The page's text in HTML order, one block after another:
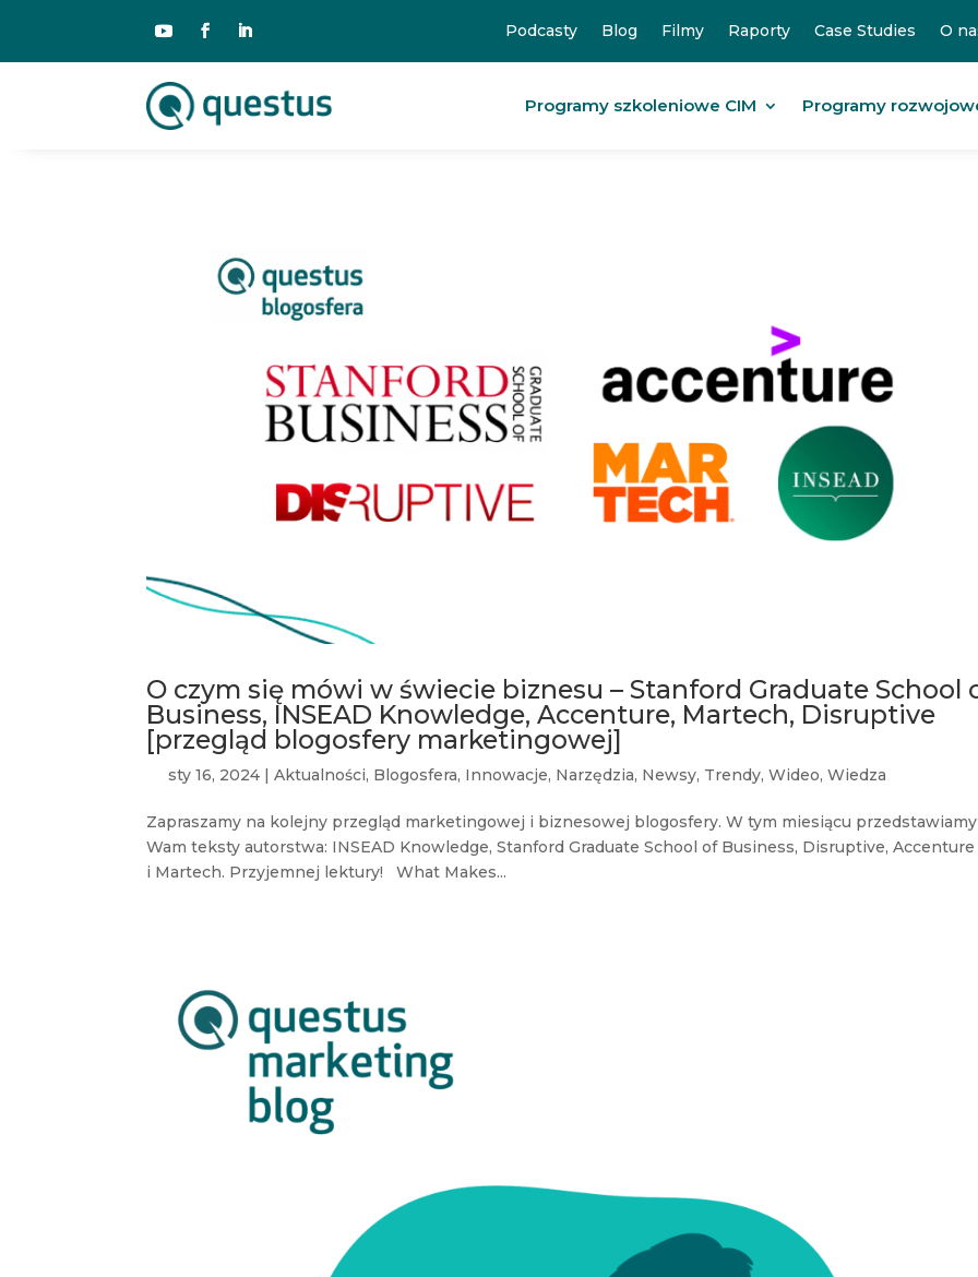
Podcasty Blog Filmy Raporty Case Studies O
Programy szkoleniowe CIM Programy
O czym się mówi w świecie biznesu – Stanford Graduate School
Business, INSEAD Knowledge, Accenture, Martech, Disruptive
[przegląd blogosfery marketingowej]
sty 16, 2024 |Aktualności, Blogosfera, Innowacje, Narzędzia, Newsy, Trendy,Wideo,Wiedza
Zapraszamy na kolejny przegląd marketingowej i biznesowej blogosfery. W tym miesiącu przedstawiamy
Wam teksty autorstwa: INSEAD Knowledge, Stanford Graduate School of Business, Disruptive, Accenture
i Martech. Przyjemnej lektury! What Makes...